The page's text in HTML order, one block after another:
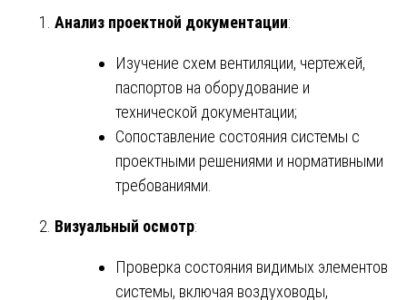
Анализ проектной документации:
Изучение схем вентиляции, чертежей,
паспортов на оборудование и
технической документации;
Сопоставление состояния системы с
проектными решениями и нормативными
требованиями.
Визуальный осмотр:
Проверка состояния видимых элементов
системы, включая воздуховоды,